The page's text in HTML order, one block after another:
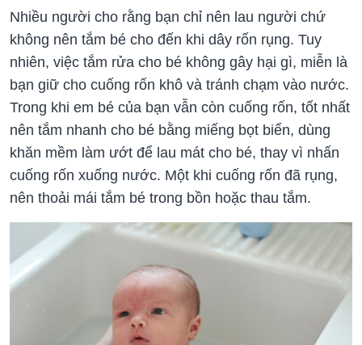
Nhiều người cho rằng bạn chỉ nên lau người chứ
không nên tắm bé cho đến khi dây rốn rụng. Tuy
nhiên, việc tắm rửa cho bé không gây hại gì, miễn là
bạn giữ cho cuống rốn khô và tránh chạm vào nước.
Trong khi em bé của bạn vẫn còn cuống rốn, tốt nhất
nên tắm nhanh cho bé bằng miếng bọt biển, dùng
khăn mềm làm ướt để lau mát cho bé, thay vì nhấn
cuống rốn xuống nước. Một khi cuống rốn đã rụng,
nên thoải mái tắm bé trong bồn hoặc thau tắm.